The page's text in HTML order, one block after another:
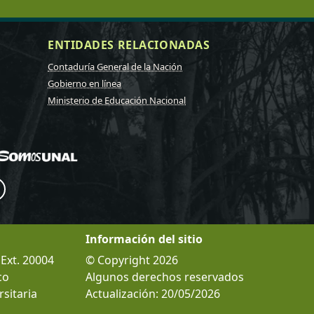
ENTIDADES RELACIONADAS
Contaduría General de la Nación
Gobierno en línea
Ministerio de Educación Nacional
20004
Información del sitio
© Copyright 2026
Algunos derechos reservados
Actualización: 20/05/2026